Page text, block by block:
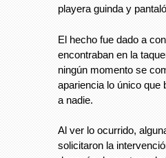
playera guinda y
El hecho fue dado a
encontraban en la
ningún momento se
apariencia lo único que
a nadie.
Al ver lo ocurrido,
solicitaron la